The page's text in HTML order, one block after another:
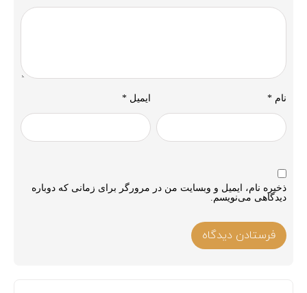
نام * ایمیل *
ذخیره نام، ایمیل و وبسایت من در مرورگر برای زمانی که دوباره
دیدگاهی می‌نویسم.